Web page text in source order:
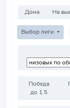
Дома На
Выбор лиги
Победа
до 1.5